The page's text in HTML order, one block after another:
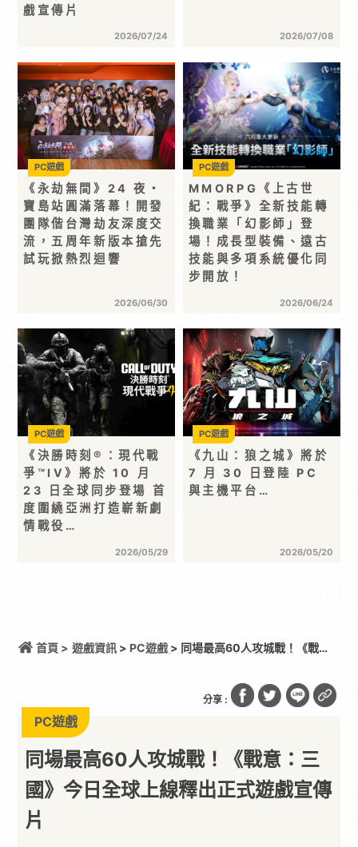
戲宣傳片
2026/07/24 2026/07/08
《永劫無間》24 夜・
寶島站圓滿落幕！開發
團隊偕台灣劫友深度交
流，五周年新版本搶先
試玩掀熱烈迴響
2026/06/30
PC遊戲
MMORPG《上古世
紀：戰爭》全新技能轉
換職業「幻影師」登
場！成長型裝備、遠古
技能與多項系統優化同
步開放！
2026/06/24
PC遊戲
《決勝時刻®：現代戰
爭™IV》將於 10 月
23 日全球同步登場 首
度圍繞亞洲打造嶄新劇
情戰役…
2026/05/29
PC遊戲
《九⼭：狼之城》將於
7 ⽉ 30 ⽇登陸 PC
與主機平台…
2026/05/20
PC遊戲
首頁 > 遊戲資訊> PC遊戲> 同場最高60人攻城戰！《戰
分享 :
PC遊戲
同場最高60人攻城戰！《戰意：三
國》今日全球上線釋出正式遊戲宣傳
片